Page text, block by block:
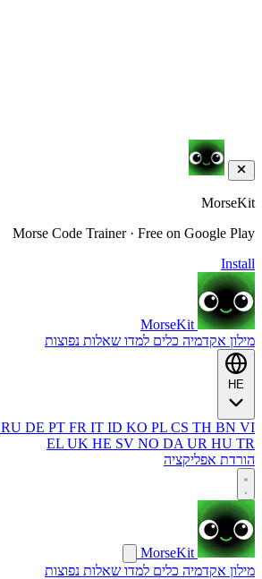
MorseKit
Morse Code Trainer · Free on Google Play
Install
MorseKit
מילון אקדמיה כלים למדו שאלות נפוצות
HE
RU DE PT FR IT ID KO PL CS TH BN VI
EL UK HE SV NO DA UR HU TR
הורדת אפליקציה
MorseKit
מילון אקדמיה כלים למדו שאלות נפוצות